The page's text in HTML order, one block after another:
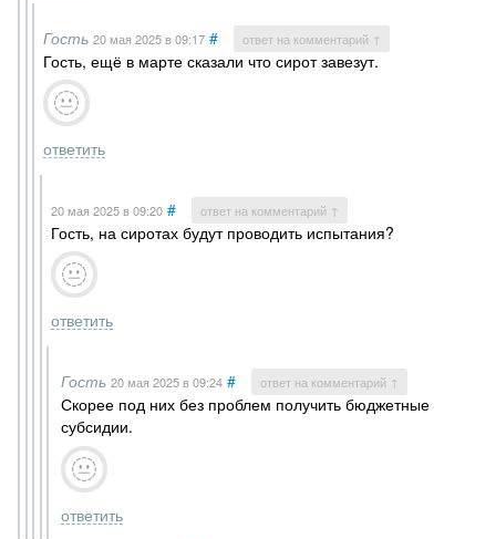
Гость 20 мая 2025в 09:17 # ответ на комментарий ↑
Гость, ещё в марте сказали что сирот завезут.
ответить
20 мая 2025в 09:20 # ответ на комментарий ↑
Гость, на сиротах будут проводить испытания?
ответить
Гость 20 мая 2025в 09:24 # ответ на комментарий ↑
Скорее под них без проблем получить бюджетные
субсидии.
ответить